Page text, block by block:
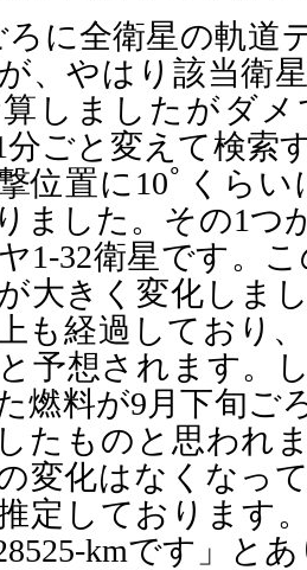
ろに全衛星の軌道
、やはり該当衛
しましたがダ
分ごと変えて検索
位置に10ﾟくら
ました。その1つ
1-32衛星です。
大きく変化しま
も経過しており
予想されます。
燃料が9月下旬ご
たものと思われ
変化はなくなっ
定しております
kmです」と